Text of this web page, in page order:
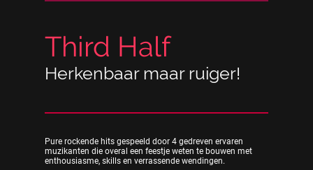
Third Half
Herkenbaar maar ruiger!
Pure rockende hits gespeeld door 4 gedreven ervaren
muzikanten die overal een feestje weten te bouwen met
enthousiasme, skills en verrassende wendingen.